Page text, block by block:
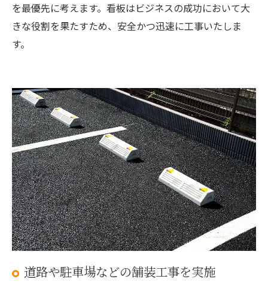
を最優先に考えます。看板はビジネスの成功において大
きな役割を果たすため、安全かつ迅速に工事いたしま
す。
道路や駐車場などの舗装工事を実施